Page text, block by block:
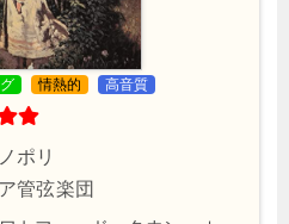
情熱的 高音質
ポリ
管弦楽団